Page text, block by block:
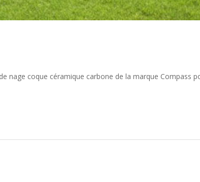
nage coque céramique carbone de la marque Compass